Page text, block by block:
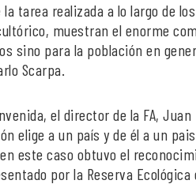
la tarea realizada a lo largo de
muestran el enorme
sino para la población en
Scarpa.
el director de la FA,
elige a un país y de él a un
este caso obtuvo el
por la Reserva Ecológica